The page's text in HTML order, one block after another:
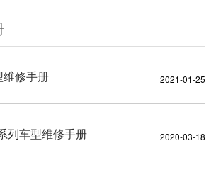
专用诊断检测和维修工具
维修手册 2021-01-25
列车型维修手册 2020-03-18